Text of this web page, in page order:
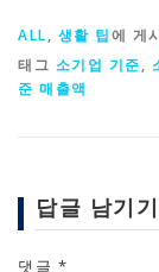
ALL, 생활 팁에 게
태그 소기업 기준,
준 매출액
답글 남기기
댓글 *